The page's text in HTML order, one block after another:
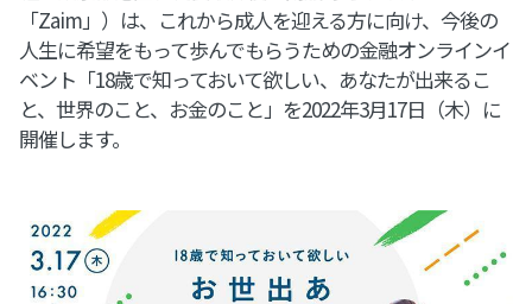
「Zaim」）は、これから成人を迎える方に向け、今後の
人生に希望をもって歩んでもらうための金融オンラインイ
ベント「18歳で知っておいて欲しい、あなたが出来るこ
と、世界のこと、お金のこと」を2022年3月17日（木）に
開催します。